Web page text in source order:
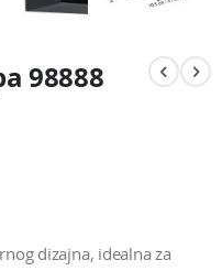
98888
dizajna, idealna za